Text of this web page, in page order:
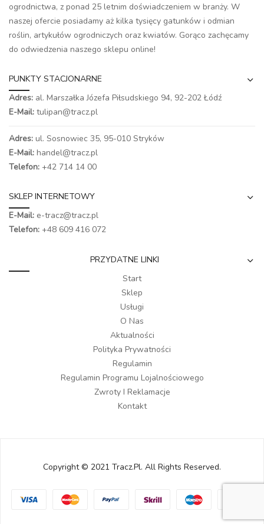
ogrodnictwa, z ponad 25 letnim doświadczeniem w branży. W
naszej ofercie posiadamy aż kilka tysięcy gatunków i odmian
roślin, artykułów ogrodniczych oraz kwiatów. Gorąco zachęcamy
do odwiedzenia naszego sklepu online!
PUNKTY STACJONARNE
Adres: al. Marszałka Józefa Piłsudskiego 94, 92-202 Łódź
E-Mail: tulipan@tracz.pl
Adres: ul. Sosnowiec 35, 95-010 Stryków
E-Mail: handel@tracz.pl
Telefon: +42 714 14 00
SKLEP INTERNETOWY
E-Mail: e-tracz@tracz.pl
Telefon: +48 609 416 072
PRZYDATNE LINKI
Start
Sklep
Usługi
O Nas
Aktualności
Polityka Prywatności
Regulamin
Regulamin Programu Lojalnościowego
Zwroty I Reklamacje
Kontakt
Copyright © 2021 Tracz.pl. All Rights Reserved.